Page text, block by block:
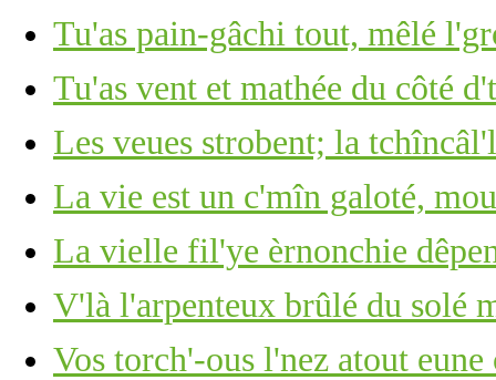
Tu'as pain-gâchi tout, mêlé
Tu'as vent et mathée du côté
Les veues strobent; la
La vie est un c'mîn galoté,
La vielle fil'ye èrnonchie
V'là l'arpenteux brûlé du solé
Vos torch'-ous l'nez atout eune